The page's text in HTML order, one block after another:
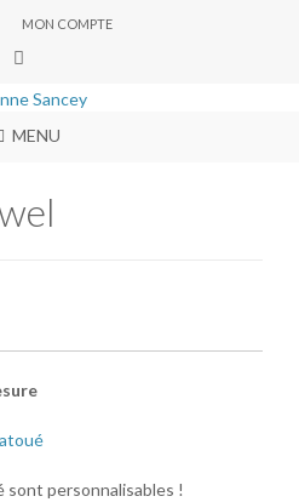
MON COMPTE
MENU
personnalisables !